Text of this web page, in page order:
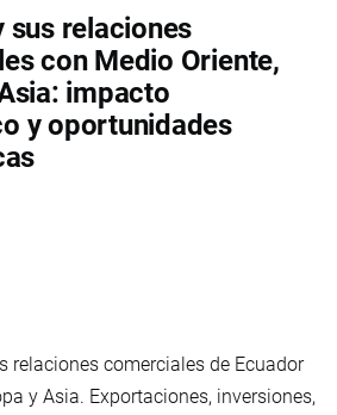
sus relaciones
con Medio Oriente,
impacto
y oportunidades
relaciones comerciales de Ecuador
y Asia. Exportaciones, inversiones,